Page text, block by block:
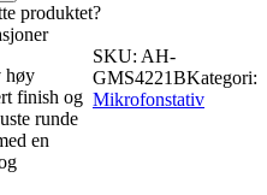
produktet?
høy
finish og
runde
en
SKU: AH-
GMS4221BKategori:
Mikrofonstativ